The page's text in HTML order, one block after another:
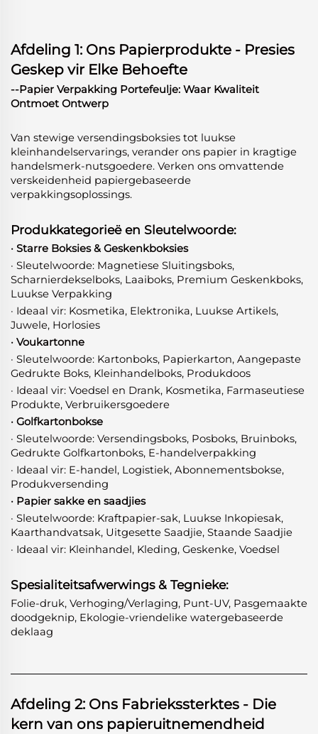
Afdeling 1: Ons Papierprodukte - Presies
Geskep vir Elke Behoefte
--Papier Verpakking Portefeulje: Waar Kwaliteit
Ontmoet Ontwerp
Van stewige versendingsboksies tot luukse
kleinhandelservarings, verander ons papier in kragtige
handelsmerk-nutsgoedere. Verken ons omvattende
verskeidenheid papiergebaseerde
verpakkingsoplossings.
Produkkategorieë en Sleutelwoorde:
· Starre Boksies & Geskenkboksies
· Sleutelwoorde: Magnetiese Sluitingsboks,
Scharnierdekselboks, Laaiboks, Premium Geskenkboks,
Luukse Verpakking
· Ideaal vir: Kosmetika, Elektronika, Luukse Artikels,
Juwele, Horlosies
· Voukartonne
· Sleutelwoorde: Kartonboks, Papierkarton, Aangepaste
Gedrukte Boks, Kleinhandelboks, Produkdoos
· Ideaal vir: Voedsel en Drank, Kosmetika, Farmaseutiese
Produkte, Verbruikersgoedere
· Golfkartonbokse
· Sleutelwoorde: Versendingsboks, Posboks, Bruinboks,
Gedrukte Golfkartonboks, E-handelverpakking
· Ideaal vir: E-handel, Logistiek, Abonnementsbokse,
Produkversending
· Papier sakke en saadjies
· Sleutelwoorde: Kraftpapier-sak, Luukse Inkopiesak,
Kaarthandvatsak, Uitgesette Saadjie, Staande Saadjie
· Ideaal vir: Kleinhandel, Kleding, Geskenke, Voedsel
Spesialiteitsafwerwings & Tegnieke:
Folie-druk, Verhoging/Verlaging, Punt-UV, Pasgemaakte
doodgeknip, Ekologie-vriendelike watergebaseerde
deklaag
Afdeling 2: Ons Fabriekssterktes - Die
kern van ons papieruitnemendheid